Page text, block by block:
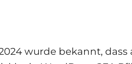
wurde bekannt, dass